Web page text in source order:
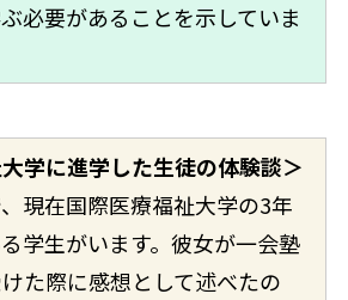
必要があることを示していま
学に進学した生徒の体験談＞
現在国際医療福祉大学の3年
学生がいます。彼女が一会塾
た際に感想として述べたの